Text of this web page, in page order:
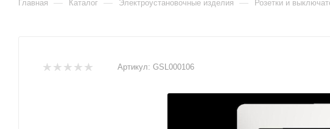
Главная — Каталог — Электроустановочные изделия — Розетки и
Артикул: GSL000106